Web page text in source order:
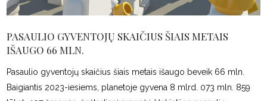
PASAULIO GYVENTOJŲ SKAIČIUS ŠIAIS METAIS
IŠAUGO 66 MLN.
Pasaulio gyventojų skaičius šiais metais išaugo beveik 66 mln.
Baigiantis 2023-iesiems, planetoje gyvena 8 mlrd. 073 mln. 859